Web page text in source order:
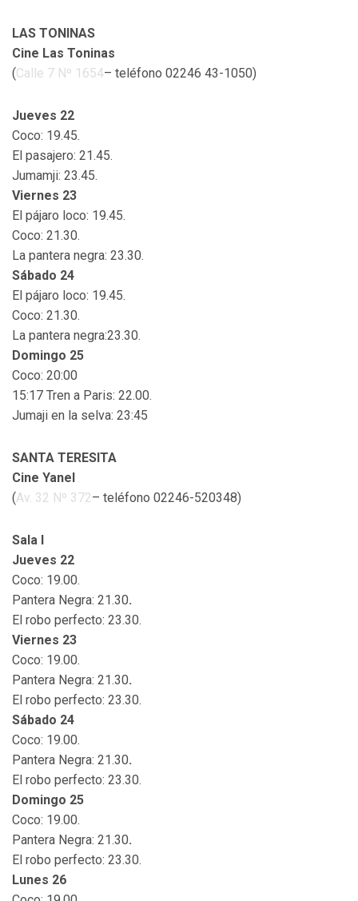
LAS TONINAS
Cine Las Toninas
(Calle 7 Nº 1654– teléfono 02246 43-1050)
Jueves 22
Coco: 19.45.
El pasajero: 21.45.
Jumamji: 23.45.
Viernes 23
El pájaro loco: 19.45.
Coco: 21.30.
La pantera negra: 23.30.
Sábado 24
El pájaro loco: 19.45.
Coco: 21.30.
La pantera negra:23.30.
Domingo 25
Coco: 20:00
15:17 Tren a Paris: 22.00.
Jumaji en la selva: 23:45
SANTA TERESITA
Cine Yanel
(Av. 32 Nº 372– teléfono 02246-520348)
Sala I
Jueves 22
Coco: 19.00.
Pantera Negra: 21.30.
El robo perfecto: 23.30.
Viernes 23
Coco: 19.00.
Pantera Negra: 21.30.
El robo perfecto: 23.30.
Sábado 24
Coco: 19.00.
Pantera Negra: 21.30.
El robo perfecto: 23.30.
Domingo 25
Coco: 19.00.
Pantera Negra: 21.30.
El robo perfecto: 23.30.
Lunes 26